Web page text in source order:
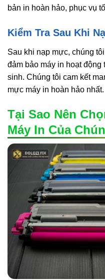
bản in hoàn hảo, phục vụ
Kiểm Tra Sau Khi
Sau khi nạp mực, chúng
đảm bảo máy in hoạt động
sinh. Chúng tôi cam kết
mực máy in hoàn hảo nhất.
Tại Sao Nên
Máy In Của